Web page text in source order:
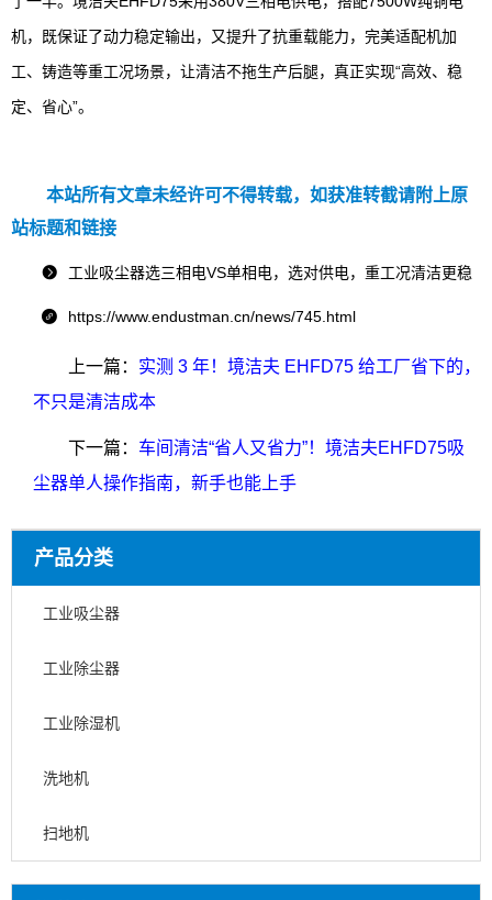
机，既保证了动力稳定输出，又提升了抗重载能力，完美适配机加
工、铸造等重工况场景，让清洁不拖生产后腿，真正实现“高效、稳
定、省心”。
本站所有文章未经许可不得转载，如获准转截请附上原
站标题和链接
 工业吸尘器选三相电VS单相电，选对供电，重工况清洁更稳
 https://www.endustman.cn/news/745.html
上一篇： 实测 3 年！境洁夫 EHFD75 给工厂省下的，
不只是清洁成本
下一篇： 车间清洁“省人又省力”！境洁夫EHFD75吸
尘器单人操作指南，新手也能上手
产品分类
工业吸尘器
工业除尘器
工业除湿机
洗地机
扫地机